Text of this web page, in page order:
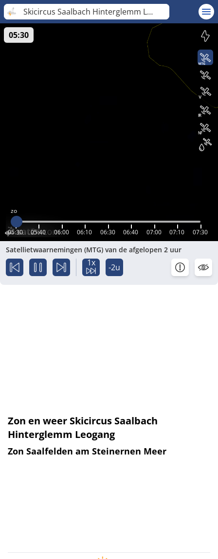
Skicircus Saalbach Hinterglemm Leogang
zo
05:30 05:40 06:00 06:10 06:30 06:40 07:00 07:10 07:30
05:30
Satellietwaarnemingen (MTG) van de afgelopen 2 uur
1x -2u
Zon en weer Skicircus Saalbach
Hinterglemm Leogang
Zon Saalfelden am Steinernen Meer